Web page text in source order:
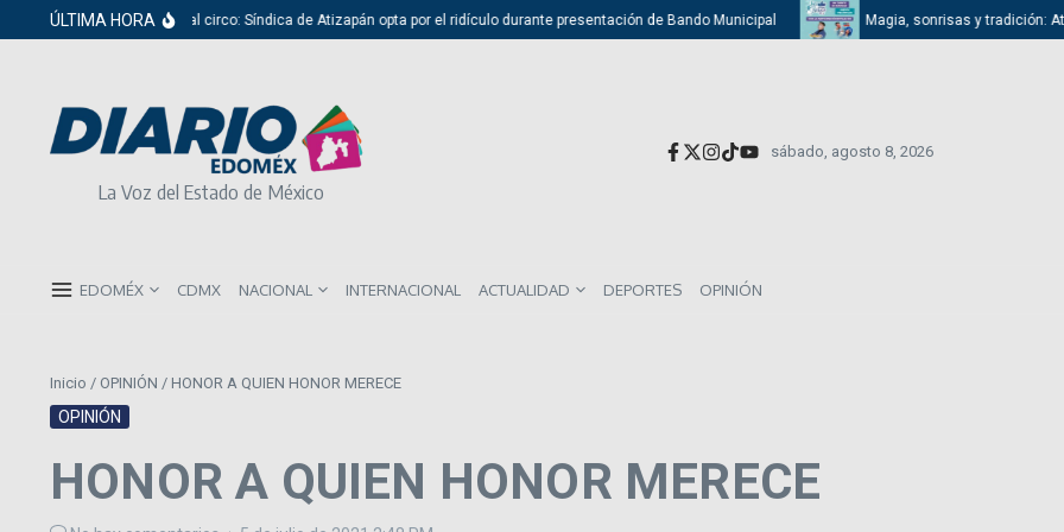
Saltar al contenido
ÚLTIMA HORA
Del cabildo al circo: Síndica de Atizapán opta por el ridículo durante presentación de Bando Municipal Magia, sonrisas y tradición:
La Voz del Estado de México
sábado, agosto 8, 2026
EDOMÉX CDMX NACIONAL INTERNACIONAL ACTUALIDAD DEPORTES OPINIÓN
Inicio / OPINIÓN / HONOR A QUIEN HONOR MERECE
OPINIÓN
HONOR A QUIEN HONOR MERECE